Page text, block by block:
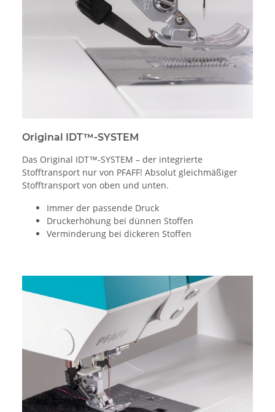
Original IDT™-SYSTEM
Das Original IDT™-SYSTEM – der integrierte
Stofftransport nur von PFAFF! Absolut gleichmäßiger
Stofftransport von oben und unten.
Immer der passende Druck
Druckerhöhung bei dünnen Stoffen
Verminderung bei dickeren Stoffen